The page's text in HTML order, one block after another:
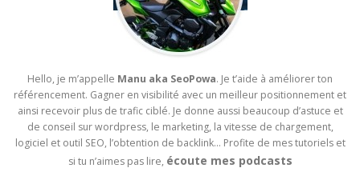
Hello, je m’appelle Manu aka SeoPowa. Je t’aide à améliorer ton
référencement. Gagner en visibilité avec un meilleur positionnement et
ainsi recevoir plus de trafic ciblé. Je donne aussi beaucoup d’astuce et
de conseil sur wordpress, le marketing, la vitesse de chargement,
logiciel et outil SEO, l’obtention de backlink… Profite de mes tutoriels et
si tu n’aimes pas lire, écoute mes podcasts